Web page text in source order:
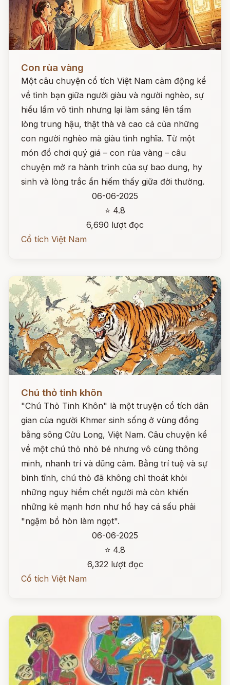
Con rùa vàng
Một câu chuyện cổ tích Việt Nam cảm động kể
về tình bạn giữa người giàu và người nghèo, sự
hiểu lầm vô tình nhưng lại làm sáng lên tấm
lòng trung hậu, thật thà và cao cả của những
con người nghèo mà giàu tình nghĩa. Từ một
món đồ chơi quý giá – con rùa vàng – câu
chuyện mở ra hành trình của sự bao dung, hy
sinh và lòng trắc ẩn hiếm thấy giữa đời thường.
06-06-2025
⭐ 4.8
6,690 lượt đọc
Cổ tích Việt Nam
Chú thỏ tinh khôn
"Chú Thỏ Tinh Khôn" là một truyện cổ tích dân
gian của người Khmer sinh sống ở vùng đồng
bằng sông Cửu Long, Việt Nam. Câu chuyện kể
về một chú thỏ nhỏ bé nhưng vô cùng thông
minh, nhanh trí và dũng cảm. Bằng trí tuệ và sự
bình tĩnh, chú thỏ đã không chỉ thoát khỏi
những nguy hiểm chết người mà còn khiến
những kẻ mạnh hơn như hổ hay cá sấu phải
"ngậm bồ hòn làm ngọt".
06-06-2025
⭐ 4.8
6,322 lượt đọc
Cổ tích Việt Nam